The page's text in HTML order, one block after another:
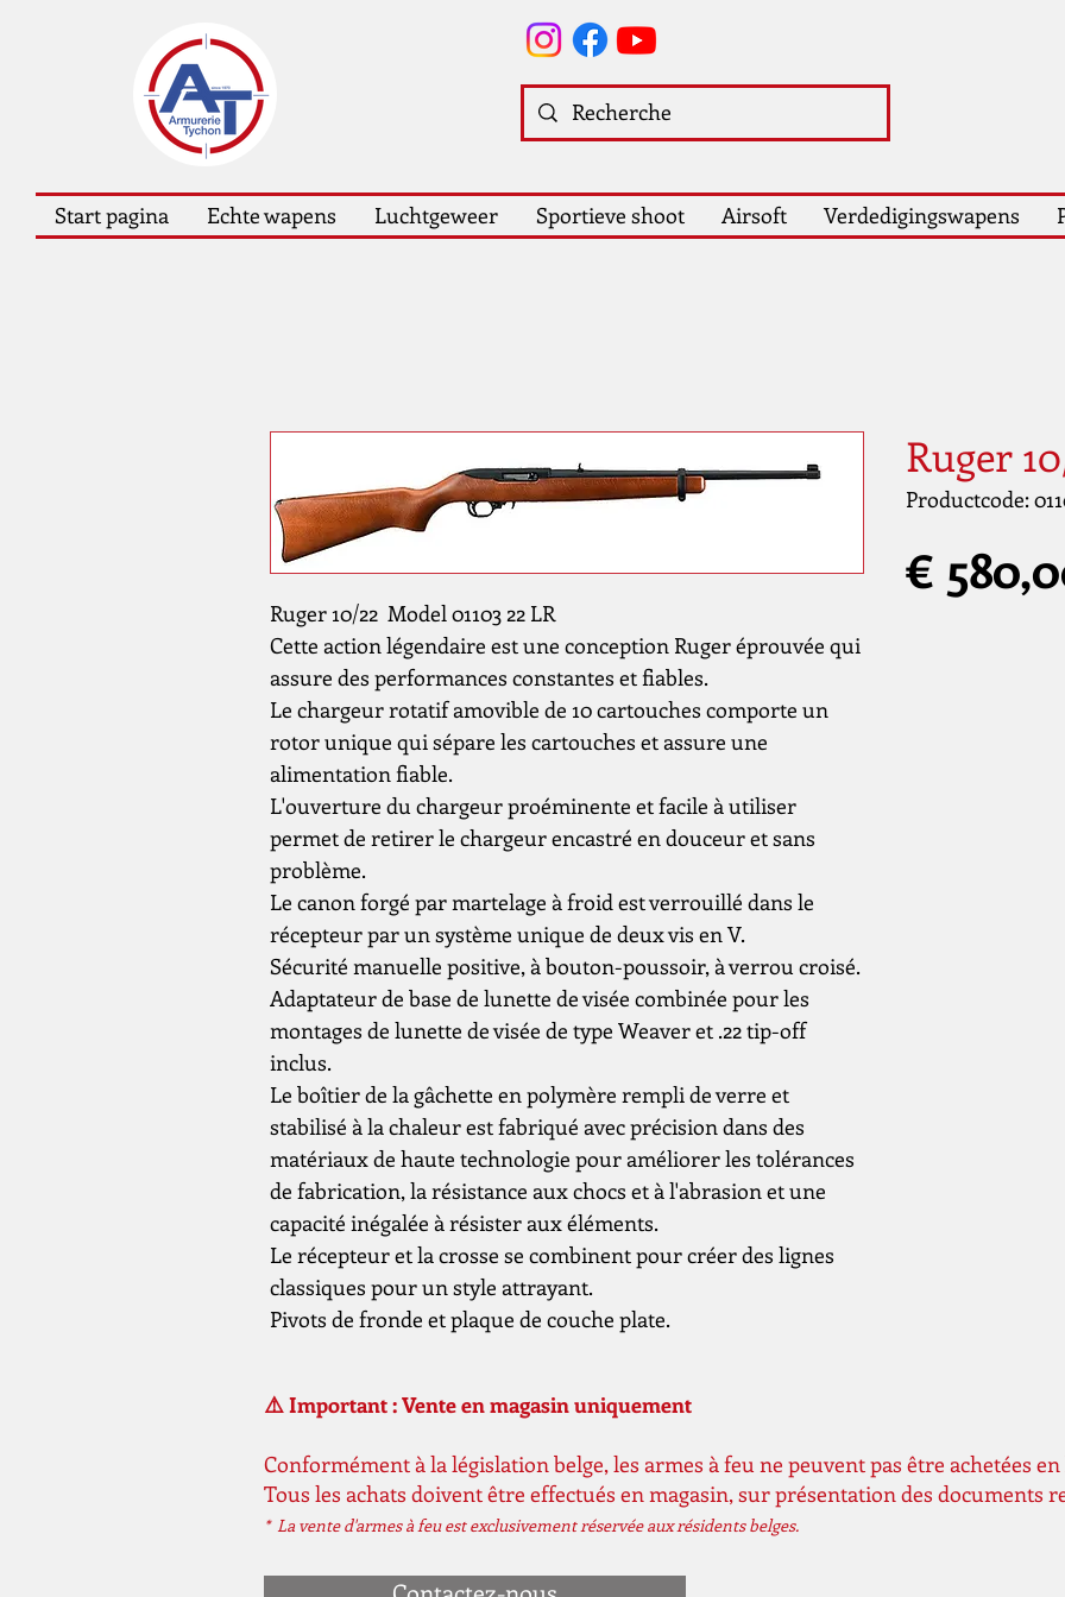
Start pagina Echte wapens Luchtgeweer Sportieve shoot Airsoft Verdedigingswapens
Ruger 10/22 Model 01103 22 LR
Cette action légendaire est une conception Ruger éprouvée qui
assure des performances constantes et fiables.
Le chargeur rotatif amovible de 10 cartouches comporte un
rotor unique qui sépare les cartouches et assure une
alimentation fiable.
L'ouverture du chargeur proéminente et facile à utiliser
permet de retirer le chargeur encastré en douceur et sans
problème.
Le canon forgé par martelage à froid est verrouillé dans le
récepteur par un système unique de deux vis en V.
Sécurité manuelle positive, à bouton-poussoir, à verrou croisé.
Adaptateur de base de lunette de visée combinée pour les
montages de lunette de visée de type Weaver et .22 tip-off
inclus.
Le boîtier de la gâchette en polymère rempli de verre et
stabilisé à la chaleur est fabriqué avec précision dans des
matériaux de haute technologie pour améliorer les tolérances
de fabrication, la résistance aux chocs et à l'abrasion et une
capacité inégalée à résister aux éléments.
Le récepteur et la crosse se combinent pour créer des lignes
classiques pour un style attrayant.
Pivots de fronde et plaque de couche plate.
Ruger
Productcode:
€
⚠️ Important : Vente en magasin uniquement
Conformément à la législation belge, les armes à feu ne peuvent pas être achetées
Tous les achats doivent être effectués en magasin, sur présentation des documents
* La vente d'armes à feu est exclusivement réservée aux résidents belges.